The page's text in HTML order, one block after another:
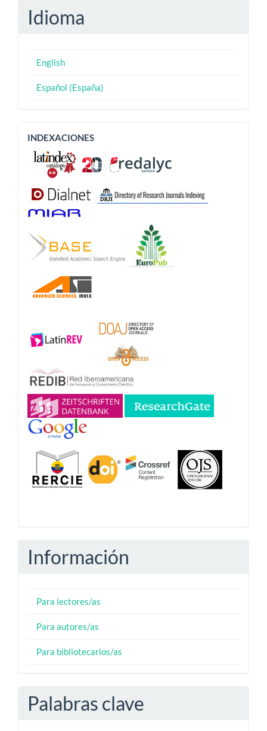
Idioma
English
Español (España)
Indexaciones
INDEXACIONES
Información
Para lectores/as
Para autores/as
Para bibliotecarios/as
Palabras clave